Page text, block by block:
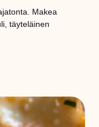
Makea
täyteläinen